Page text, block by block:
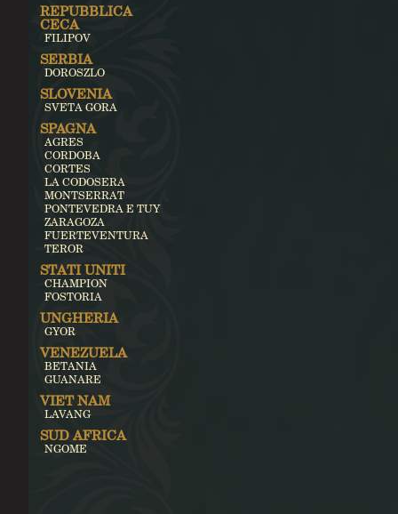
REPUBBLICA
CECA
FILIPOV
SERBIA
DOROSZLO
SLOVENIA
SVETA GORA
SPAGNA
AGRES
CORDOBA
CORTES
LA CODOSERA
MONTSERRAT
PONTEVEDRA E TUY
ZARAGOZA
FUERTEVENTURA
TEROR
STATI UNITI
CHAMPION
FOSTORIA
UNGHERIA
GYOR
VENEZUELA
BETANIA
GUANARE
VIET NAM
LAVANG
SUD AFRICA
NGOME